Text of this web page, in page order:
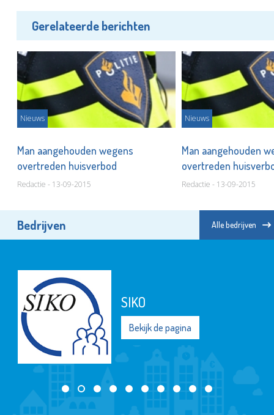
Gerelateerde berichten
Nieuws
Man aangehouden wegens
overtreden huisverbod
Redactie - 13-09-2015
Nieuws
Man aangehouden
overtreden
Redactie - 13-09-2015
Bedrijven Alle bedrijven
SIKO
Bekijk de pagina